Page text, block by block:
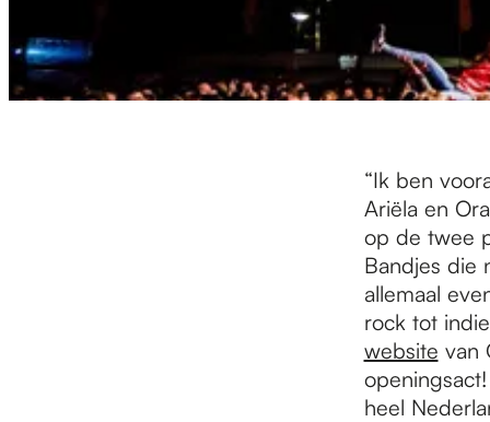
“Ik ben
Ariëla en
op de twee
Bandjes die
allemaal
rock tot
website van
heel